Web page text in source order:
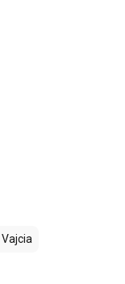
Vajcia